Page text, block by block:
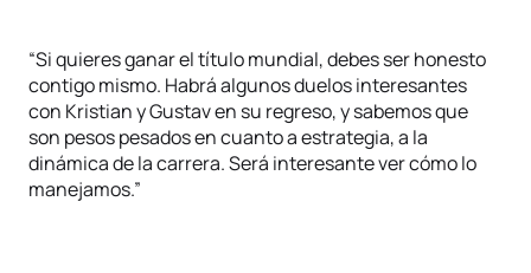
“Si quieres ganar el título mundial, debes ser honesto
contigo mismo. Habrá algunos duelos interesantes
con Kristian y Gustav en su regreso, y sabemos que
son pesos pesados en cuanto a estrategia, a la
dinámica de la carrera. Será interesante ver cómo lo
manejamos.”